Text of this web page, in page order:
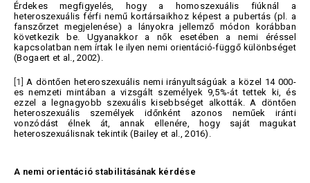
Érdekes megfigyelés, hogy a homoszexuális fiúknál a
heteroszexuális férfi nemű kortársaikhoz képest a pubertás (pl. a
fanszőrzet megjelenése) a lányokra jellemző módon korábban
következik be. Ugyanakkor a nők esetében a nemi éréssel
kapcsolatban nem írtak le ilyen nemi orientáció-függő különbséget
(Bogaert et al., 2002).
[1]
A döntően heteroszexuális nemi irányultságúak a közel 14 000-
es nemzeti mintában a vizsgált személyek 9,5%-át tettek ki, és
ezzel a legnagyobb szexuális kisebbséget alkották. A döntően
heteroszexuális személyek időnként azonos neműek iránti
vonzódást élnek át, annak ellenére, hogy saját magukat
heteroszexuálisnak tekintik (Bailey et al., 2016).
A nemi orientáció stabilitásának kérdése